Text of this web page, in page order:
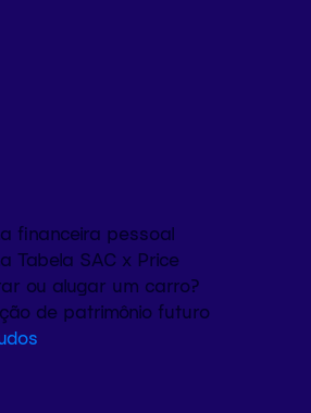
financeira pessoal
Tabela SAC x Price
ou alugar um carro?
de patrimônio futuro